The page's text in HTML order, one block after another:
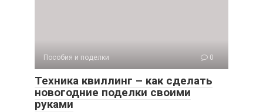
Пособия и поделки 0
Техника квиллинг – как сделать
новогодние поделки своими
руками